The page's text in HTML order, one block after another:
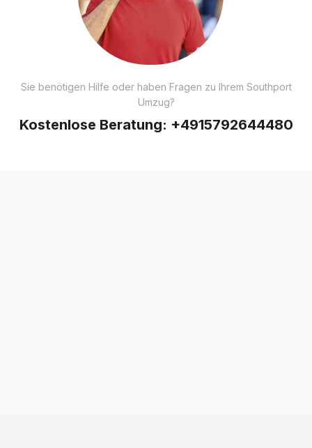
Sie benötigen Hilfe oder haben Fragen zu Ihrem Southport
Umzug?
Kostenlose Beratung: +4915792644480